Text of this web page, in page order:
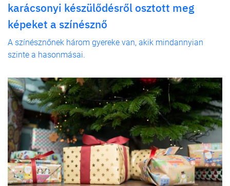
karácsonyi készülődésről osztott meg
képeket a színésznő
A színésznőnek három gyereke van, akik mindannyian
szinte a hasonmásai.